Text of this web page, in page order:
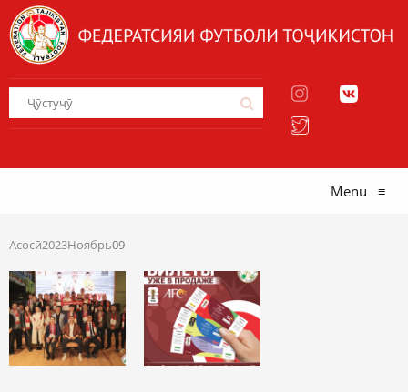
Menu ≡
Асосӣ2023Ноябрь09